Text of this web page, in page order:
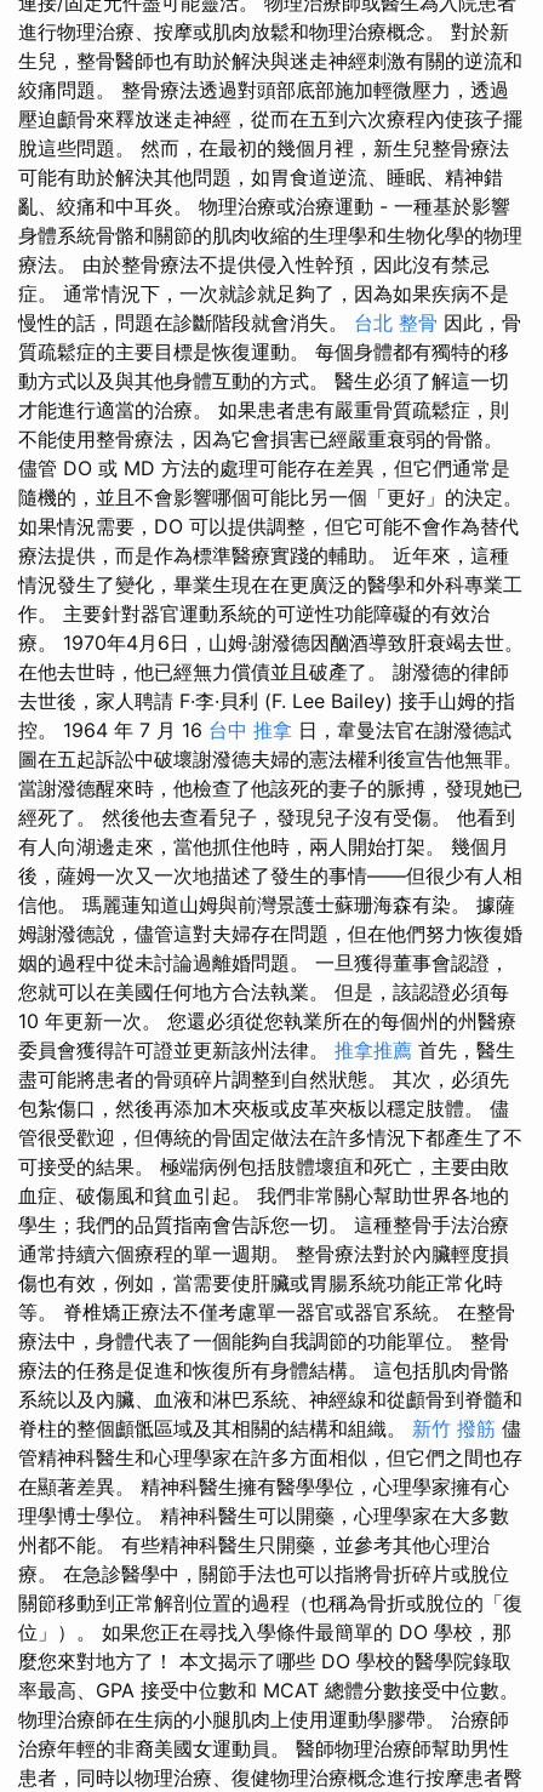
進行物理治療、按摩或肌肉放鬆和物理治療概念。 對於新
生兒，整骨醫師也有助於解決與迷走神經刺激有關的逆流和
絞痛問題。 整骨療法透過對頭部底部施加輕微壓力，透過
壓迫顱骨來釋放迷走神經，從而在五到六次療程內使孩子擺
脫這些問題。 然而，在最初的幾個月裡，新生兒整骨療法
可能有助於解決其他問題，如​​胃食道逆流、睡眠、精神錯
亂、絞痛和中耳炎。 物理治療或治療運動 - 一種基於影響
身體系統骨骼和關節的肌肉收縮的生理學和生物化學的物理
療法。 由於整骨療法不提供侵入性幹預，因此沒有禁忌
症。 通常情況下，一次就診就足夠了，因為如果疾病不是
慢性的話，問題在診斷階段就會消失。 台北 整骨 因此，骨
質疏鬆症的主要目標是恢復運動。 每個身體都有獨特的移
動方式以及與其他身體互動的方式。 醫生必須了解這一切
才能進行適當的治療。 如果患者患有嚴重骨質疏鬆症，則
不能使用整骨療法，因為它會損害已經嚴重衰弱的骨骼。
儘管 DO 或 MD 方法的處理可能存在差異，但它們通常是
隨機的，並且不會影響哪個可能比另一個「更好」的決定。
如果情況需要，DO 可以提供調整，但它可能不會作為替代
療法提供，而是作為標準醫療實踐的輔助。 近年來，這種
情況發生了變化，畢業生現在在更廣泛的醫學和外科專業工
作。 主要針對器官運動系統的可逆性功能障礙的有效治
療。 1970年4月6日，山姆·謝潑德因酗酒導致肝衰竭去世。
在他去世時，他已經無力償債並且破產了。 謝潑德的律師
去世後，家人聘請 F·李·貝利 (F. Lee Bailey) 接手山姆的指
控。 1964 年 7 月 16 台中 推拿 日，韋曼法官在謝潑德試
圖在五起訴訟中破壞謝潑德夫婦的憲法權利後宣告他無罪。
當謝潑德醒來時，他檢查了他該死的妻子的脈搏，發現她已
經死了。 然後他去查看兒子，發現兒子沒有受傷。 他看到
有人向湖邊走來，當他抓住他時，兩人開始打架。 幾個月
後，薩姆一次又一次地描述了發生的事情——但很少有人相
信他。 瑪麗蓮知道山姆與前灣景護士蘇珊海森有染。 據薩
姆謝潑德說，儘管這對夫婦存在問題，但在他們努力恢復婚
姻的過程中從未討論過離婚問題。 一旦獲得董事會認證，
您就可以在美國任何地方合法執業。 但是，該認證必須每
10 年更新一次。 您還必須從您執業所在的每個州的州醫療
委員會獲得許可證並更新該州法律。 推拿推薦 首先，醫生
盡可能將患者的骨頭碎片調整到自然狀態。 其次，必須先
包紮傷口，然後再添加木夾板或皮革夾板以穩定肢體。 儘
管很受歡迎，但傳統的骨固定做法在許多情況下都產生了不
可接受的結果。 極端病例包括肢體壞疽和死亡，主要由敗
血症、破傷風和貧血引起。 我們非常關心幫助世界各地的
學生；我們的品質指南會告訴您一切。 這種整骨手法治療
通常持續六個療程的單一週期。 整骨療法對於內臟輕度損
傷也有效，例如，當需要使肝臟或胃腸系統功能正常化時
等。 脊椎矯正療法不僅考慮單一器官或器官系統。 在整骨
療法中，身體代表了一個能夠自我調節的功能單位。 整骨
療法的任務是促進和恢復所有身體結構。 這包括肌肉骨骼
系統以及內臟、血液和淋巴系統、神經線和從顱骨到脊髓和
脊柱的整個顱骶區域及其相關的結構和組織。 新竹 撥筋 儘
管精神科醫生和心理學家在許多方面相似，但它們之間也存
在顯著差異。 精神科醫生擁有醫學學位，心理學家擁有心
理學博士學位。 精神科醫生可以開藥，心理學家在大多數
州都不能。 有些精神科醫生只開藥，並參考其他心理治
療。 在急診醫學中，關節手法也可以指將骨折碎片或脫位
關節移動到正常解剖位置的過程（也稱為骨折或脫位的「復
位」）。 如果您正在尋找入學條件最簡單的 DO 學校，那
麼您來對地方了！ 本文揭示了哪些 DO 學校的醫學院錄取
率最高、GPA 接受中位數和 MCAT 總體分數接受中位數。
物理治療師在生病的小腿肌肉上使用運動學膠帶。 治療師
治療年輕的非裔美國女運動員。 醫師物理治療師幫助男性
患者，同時以物理治療、復健物理治療概念進行按摩患者臀